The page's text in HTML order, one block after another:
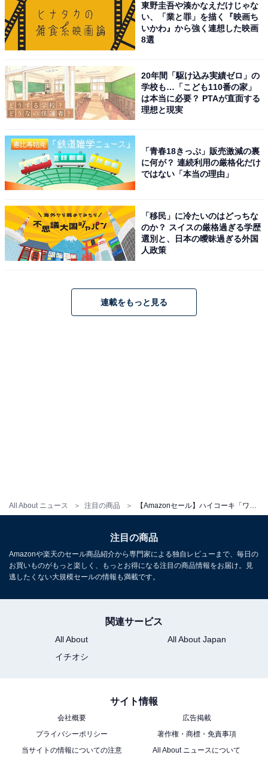
All About ニュース 注目の商品
【今日チェックしたい】ハイコーキの人気商品5選
ハイコーキ「UC18YTSL」
HiKOKI(ハイコーキ) マルチポート充電器 14.4V 18V マル
チボルトバッテリー対応 UC18YTSL
Amazonで見る
ハイコーキ「UC18YDL2」
HiKOKI(ハイコーキ) 急速充電器 スライド式リチウムイオ
ハイコーキ「BSL3640MVT」
東野圭吾や湊かなえだけじゃな
い、「業と罪」を描く『映画ち
いかわ』から強く連想した映画
8選
20年間「駆け込み実績ゼロ」の
学校も…「こども110番の家」
は本当に必要？ PTAが直面する
理想と現実
「青春18きっぷ」販売激減の裏
に何が？ 連続利用の厳格化だけ
ではない「本当の理由」
「移民」に冷たいのはどっちな
のか？ スイスの厳格過ぎる学歴
選別と、日本の曖昧過ぎる外国
人政策
連載をもっと見る
注目の商品
Amazonや楽天のセール商品紹介から専門家による独自レビューまで、毎日の
お買いものがもっと楽しく、もっとお得になる注目の商品情報をお届け。見
逃したくない大規模セールの情報も満載です。
関連サービス
All About
All About Japan
イチオシ
サイト情報
会社概要
広告掲載
プライバシーポリシー
著作権・商標・免責事項
当サイトの情報についての注意
All About ニュースについて